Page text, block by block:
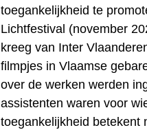
toegankelijkheid te
Lichtfestival (november
kreeg van Inter
filmpjes in Vlaamse
over de werken werden
assistenten waren voor
toegankelijkheid betekent